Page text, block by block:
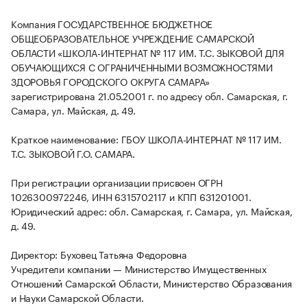
Компания ГОСУДАРСТВЕННОЕ БЮДЖЕТНОЕ
ОБЩЕОБРАЗОВАТЕЛЬНОЕ УЧРЕЖДЕНИЕ САМАРСКОЙ
ОБЛАСТИ «ШКОЛА-ИНТЕРНАТ № 117 ИМ. Т.С. ЗЫКОВОЙ ДЛЯ
ОБУЧАЮЩИХСЯ С ОГРАНИЧЕННЫМИ ВОЗМОЖНОСТЯМИ
ЗДОРОВЬЯ ГОРОДСКОГО ОКРУГА САМАРА»
зарегистрирована 21.05.2001 г. по адресу обл. Самарская, г.
Самара, ул. Майская, д. 49.
Краткое наименование: ГБОУ ШКОЛА-ИНТЕРНАТ № 117 ИМ.
Т.С. ЗЫКОВОЙ Г.О. САМАРА.
При регистрации организации присвоен ОГРН
1026300972246, ИНН 6315702117 и КПП 631201001.
Юридический адрес: обл. Самарская, г. Самара, ул. Майская,
д. 49.
Директор: Буховец Татьяна Федоровна
Учредители компании — Министерство Имущественных
Отношений Самарской Области, Министерство Образования
и Науки Самарской Области.